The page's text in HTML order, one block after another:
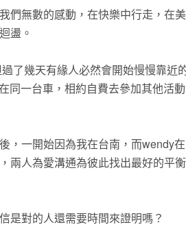
無數的感動，在快樂中行走，在
盪。
幾天有緣人必然會開始慢慢靠近
同一台車，相約自費去參加其他
一開始因為我在台南，而wendy
兩人為愛溝通為彼此找出最好的平
對的人還需要時間來證明嗎？